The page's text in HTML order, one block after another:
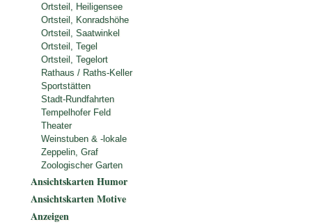
Ortsteil, Heiligensee
Ortsteil, Konradshöhe
Ortsteil, Saatwinkel
Ortsteil, Tegel
Ortsteil, Tegelort
Rathaus / Raths-Keller
Sportstätten
Stadt-Rundfahrten
Tempelhofer Feld
Theater
Weinstuben & -lokale
Zeppelin, Graf
Zoologischer Garten
Ansichtskarten Humor
Ansichtskarten Motive
Anzeigen